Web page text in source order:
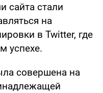
сайта стали
на
в Twitter, где
успехе.
совершена на